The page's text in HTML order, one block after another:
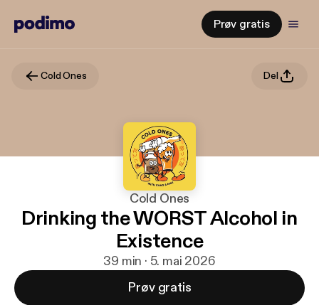
Prøv gratis
Cold Ones Del
Cold Ones
Drinking the WORST Alcohol in
Existence
39 min · 5. mai 2026
Prøv gratis